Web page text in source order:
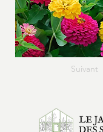
Suivant